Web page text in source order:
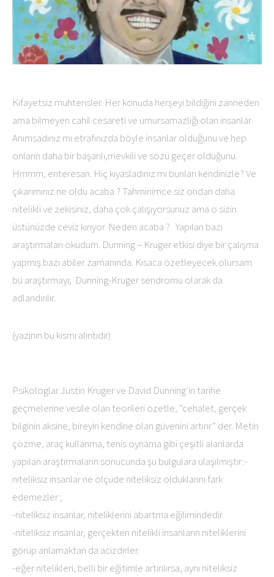
Kifayetsiz muhterisler. Her konuda herşeyi bildiğini zanneden
ama bilmeyen cahil cesareti ve umursamazlığı olan insanlar.
Anımsadınız mı etrafınızda böyle insanlar olduğunu ve hep
onların daha bir başarılı,mevkili ve sözü geçer olduğunu.
Hmmm, enteresan. Hiç kıyasladınız mı bunları kendinizle? Ve
çıkarımınız ne oldu acaba ? Tahminimce siz ondan daha
nitelikli ve zekisiniz, daha çok çalışıyorsunuz ama o sizin
üstünüzde ceviz kırıyor. Neden acaba ? Yapılan bazı
araştırmaları okudum. Dunning – Kruger etkisi diye bir çalışma
yapmış bazı abiler zamanında. Kısaca özetleyecek olursam
bu araştırmayı; Dunning-Kruger sendromu olarak da
adlandırılır.
(yazının bu kısmı alıntıdır)
Psikologlar Justin Kruger ve David Dunning’in tarihe
geçmelerine vesile olan teorileri özetle, “cehalet, gerçek
bilginin aksine, bireyin kendine olan güvenini artırır” der. Metin
çözme, araç kullanma, tenis oynama gibi çeşitli alanlarda
yapılan araştırmaların sonucunda şu bulgulara ulaşılmıştır:-
niteliksiz insanlar ne ölçüde niteliksiz olduklarını fark
edemezler ;
-niteliksiz insanlar, niteliklerini abartma eğilimindedir.
-niteliksiz insanlar, gerçekten nitelikli insanların niteliklerini
görüp anlamaktan da acizdirler.
-eğer nitelikleri, belli bir eğitimle artırılırsa, aynı niteliksiz